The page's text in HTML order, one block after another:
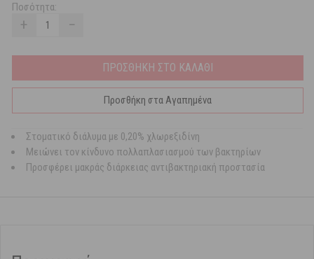
Ποσότητα:
+ −
ΠΡΟΣΘΗΚΗ ΣΤΟ ΚΑΛΑΘΙ
Προσθήκη στα Αγαπημένα
Στοματικό διάλυμα με 0,20% χλωρεξιδίνη
Μειώνει τον κίνδυνο πολλαπλασιασμού των βακτηρίων
Προσφέρει μακράς διάρκειας αντιβακτηριακή προστασία